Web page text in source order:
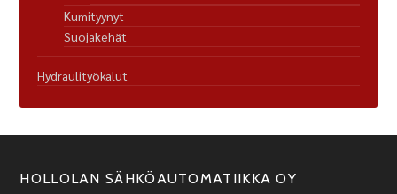
Kumityynyt
Suojakehät
Hydraulityökalut
HOLLOLAN SÄHKÖAUTOMATIIKKA OY